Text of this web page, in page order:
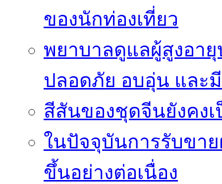
ของนักท่องเที่ยว
พยาบาลดูแลผู้สูงอา
ปลอดภัย อบอุ่น และ
สีสันของชุดจีนยังคง
ในปัจจุบันการรับขา
ขึ้นอย่างต่อเนื่อง